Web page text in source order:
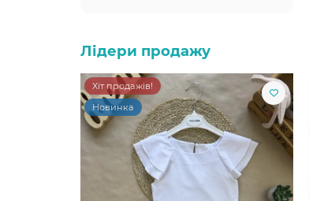
Лідери продажу
Хіт продажів!
Новинка